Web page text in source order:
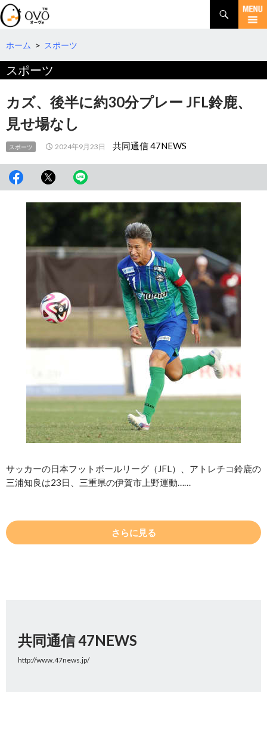
検
索
コ
テ
へ
動
ホーム > スポーツ
スポーツ
カズ、後半に約30分プレー JFL鈴鹿、
見せ場なし
スポーツ 2024年9月23日 共同通信 47NEWS
サッカーの日本フットボールリーグ（JFL）、アトレチコ鈴鹿の
三浦知良は23日、三重県の伊賀市上野運動……
さらに見る
共同通信 47NEWS
http://www.47news.jp/